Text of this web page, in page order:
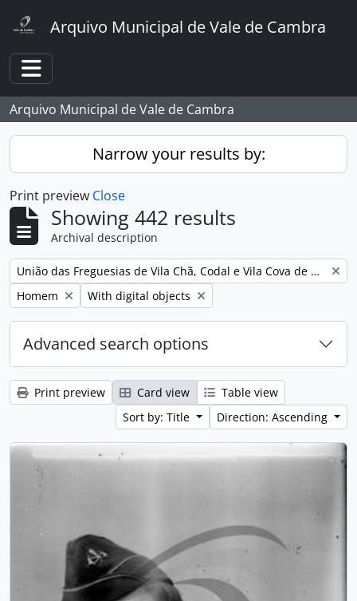
Arquivo Municipal de Vale de Cambra
Toggle navigation
Arquivo Municipal de Vale de Cambra
Narrow your results by:
Print preview Close
Showing 442 results
Archival description
Remove filter:
União das Freguesias de Vila Chã, Codal e Vila Cova de Perrinho
Remove filter:
Homem Remove filter:
With digital objects
Advanced search options
Print preview Card view
Table view
Sort by: Title
Direction: Ascending